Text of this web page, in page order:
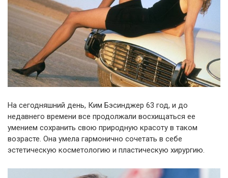
На сегодняшний день, Ким Бэсинджер 63 год, и до
недавнего времени все продолжали восхищаться ее
умением сохранить свою природную красоту в таком
возрасте. Она умела гармонично сочетать в себе
эстетическую косметологию и пластическую хирургию.